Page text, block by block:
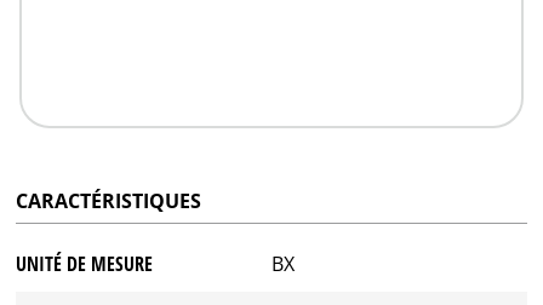
CARACTÉRISTIQUES
UNITÉ DE MESURE BX